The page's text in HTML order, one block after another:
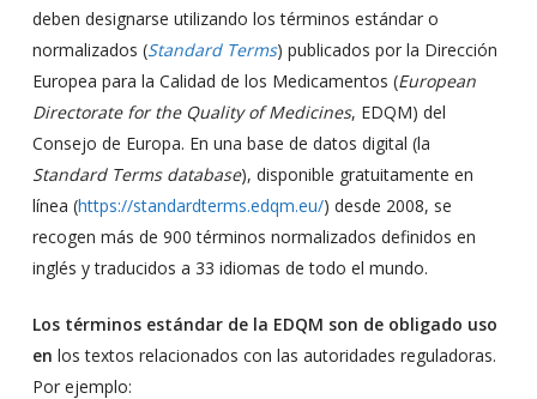
deben designarse utilizando los términos estándar o
normalizados (Standard Terms) publicados por la Dirección
Europea para la Calidad de los Medicamentos (European
Directorate for the Quality of Medicines, EDQM) del
Consejo de Europa. En una base de datos digital (la
Standard Terms database), disponible gratuitamente en
línea (https://standardterms.edqm.eu/) desde 2008, se
recogen más de 900 términos normalizados definidos en
inglés y traducidos a 33 idiomas de todo el mundo.
Los términos estándar de la EDQM son de obligado uso
en los textos relacionados con las autoridades reguladoras.
Por ejemplo: